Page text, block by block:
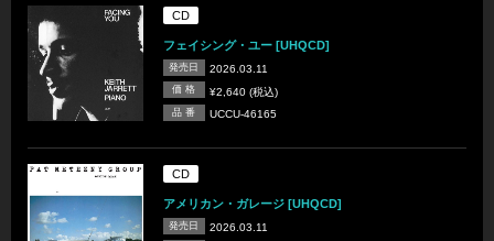
CD
フェイシング・ユー [UHQCD]
発売日 2026.03.11
価 格 ¥2,640 (税込)
品 番 UCCU-46165
CD
アメリカン・ガレージ [UHQCD]
発売日 2026.03.11